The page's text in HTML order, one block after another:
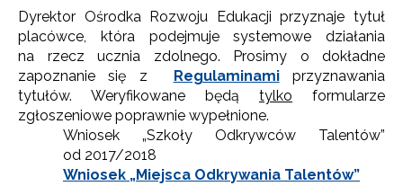
Dyrektor Ośrodka Rozwoju Edukacji przyznaje tytuł
placówce, która podejmuje systemowe działania
na rzecz ucznia zdolnego. Prosimy o dokładne
zapoznanie się z Regulaminamiprzyznawania
tytułów. Weryfikowane będą tylko formularze
zgłoszeniowe poprawnie wypełnione.
Wniosek „Szkoły Odkrywców Talentów”
od 2017/2018
Wniosek „Miejsca Odkrywania Talentów”